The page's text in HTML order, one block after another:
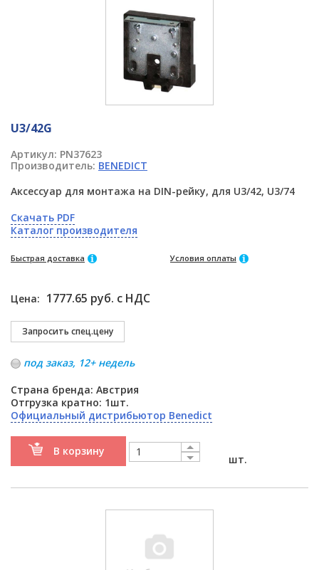
U3/42G
Артикул: PN37623
Производитель: BENEDICT
Аксессуар для монтажа на DIN-рейку, для U3/42, U3/74
Скачать PDF
Каталог производителя
Быстрая доставка Условия оплаты
Цена: 1777.65 руб. с НДС
под заказ, 12+ недель
Страна бренда: Австрия
Отгрузка кратно: 1шт.
Официальный дистрибьютор Benedict
В корзину
шт.